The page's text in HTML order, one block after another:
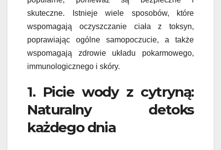
skuteczne. Istnieje wiele sposobów, które
wspomagają oczyszczanie ciała z toksyn,
poprawiając ogólne samopoczucie, a także
wspomagają zdrowie układu pokarmowego,
immunologicznego i skóry.
1. Picie wody z cytryną:
Naturalny detoks
każdego dnia